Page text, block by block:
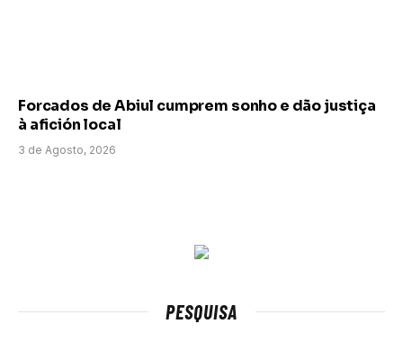
Forcados de Abiul cumprem sonho e dão justiça
à afición local
3 de Agosto, 2026
PESQUISA